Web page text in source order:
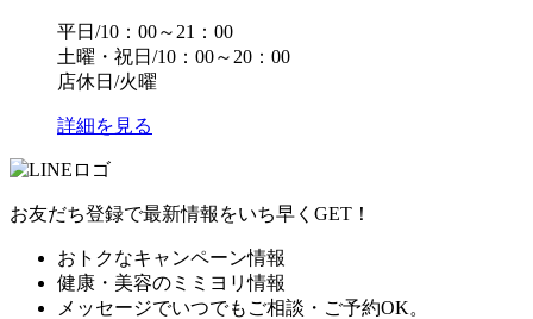
平日/10：00～21：00
土曜・祝日/10：00～20：00
店休日/火曜
詳細を見る
お友だち登録で最新情報をいち早くGET！
おトクなキャンペーン情報
健康・美容のミミヨリ情報
メッセージでいつでもご相談・ご予約OK。